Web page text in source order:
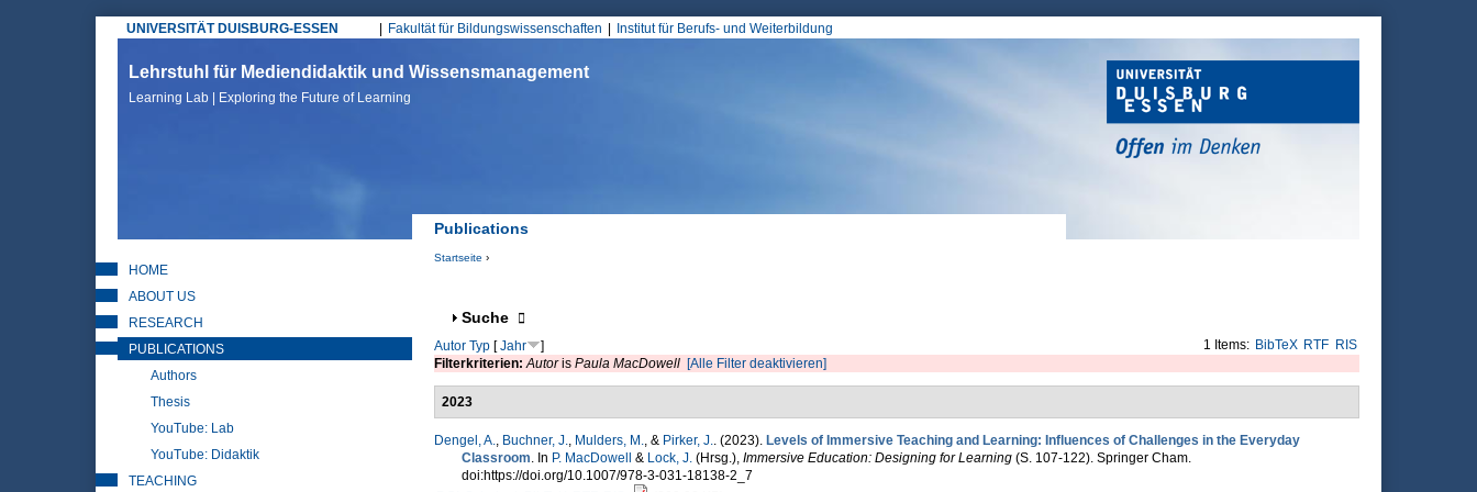
UNIVERSITÄT DUISBURG-ESSEN
Hauptmenü
Fakultät für Bildungswissenschaften Institut für Berufs- und Weiterbildung
Lehrstuhl für Mediendidaktik und Wissensmanagement
Learning Lab | Exploring the Future of Learning
Publications
Startseite ›
Anzeigen
Suche
1 Items: BibTeX RTF RIS
Autor Typ[Jahr
]
Filterkriterien:Autoris Paula MacDowell [Alle Filter deaktivieren]
2023
Dengel, A., Buchner, J., Mulders, M., & Pirker, J.. (2023). Levels of Immersive Teaching and Learning: Influences of Challenges in the Everyday
Classroom. In P. MacDowell & Lock, J.(Hrsg.), Immersive Education: Designing for Learning(S. 107-122). Springer Cham.
doi:https://doi.org/10.1007/978-3-031-18138-2_7
HOME
ABOUT US
RESEARCH
PUBLICATIONS
Authors
Thesis
YouTube: Lab
YouTube: Didaktik
TEACHING